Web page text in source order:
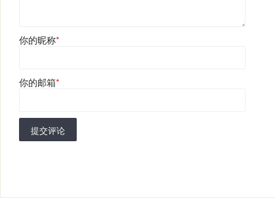
你的昵称*
你的邮箱*
提交评论